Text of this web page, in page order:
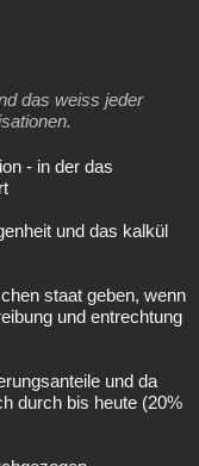
das weiss jeder
- in der das
und das kalkül
staat geben, wenn
und entrechtung
und da
durch bis heute (20%